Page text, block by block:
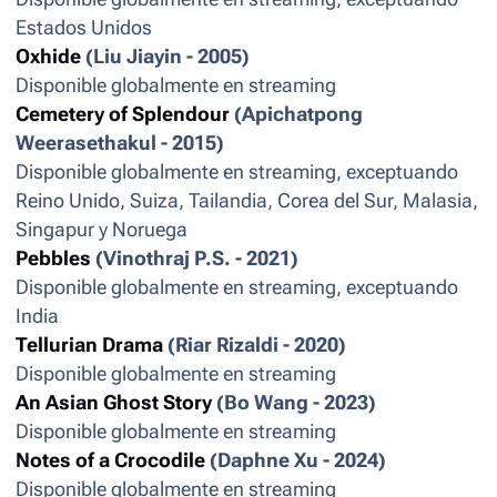
Estados Unidos
Oxhide (Liu Jiayin - 2005)
Disponible globalmente en streaming
Cemetery of Splendour (Apichatpong
Weerasethakul - 2015)
Disponible globalmente en streaming, exceptuando
Reino Unido, Suiza, Tailandia, Corea del Sur, Malasia,
Singapur y Noruega
Pebbles (Vinothraj P.S. - 2021)
Disponible globalmente en streaming, exceptuando
India
Tellurian Drama (Riar Rizaldi - 2020)
Disponible globalmente en streaming
An Asian Ghost Story(Bo Wang - 2023)
Disponible globalmente en streaming
Notes of a Crocodile (Daphne Xu - 2024)
Disponible globalmente en streaming